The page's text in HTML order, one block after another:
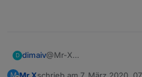
D dimaiv@Mr-X
M